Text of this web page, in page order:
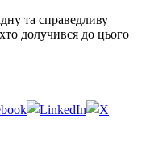
та справедливу
долучився до цього